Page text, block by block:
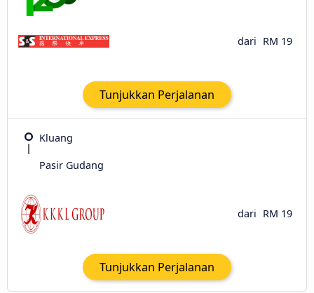
dari RM 19
Tunjukkan Perjalanan
Kluang
Pasir Gudang
dari RM 19
Tunjukkan Perjalanan